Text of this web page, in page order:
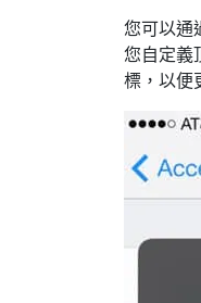
您可以通
您自定義
標，以便